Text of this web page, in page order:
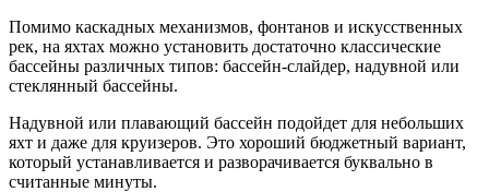
Помимо каскадных механизмов, фонтанов и искусственных
рек, на яхтах можно установить достаточно классические
бассейны различных типов: бассейн-слайдер, надувной или
стеклянный бассейны.
Надувной или плавающий бассейн подойдет для небольших
яхт и даже для круизеров. Это хороший бюджетный вариант,
который устанавливается и разворачивается буквально в
считанные минуты.